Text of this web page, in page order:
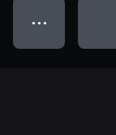
● ● ●